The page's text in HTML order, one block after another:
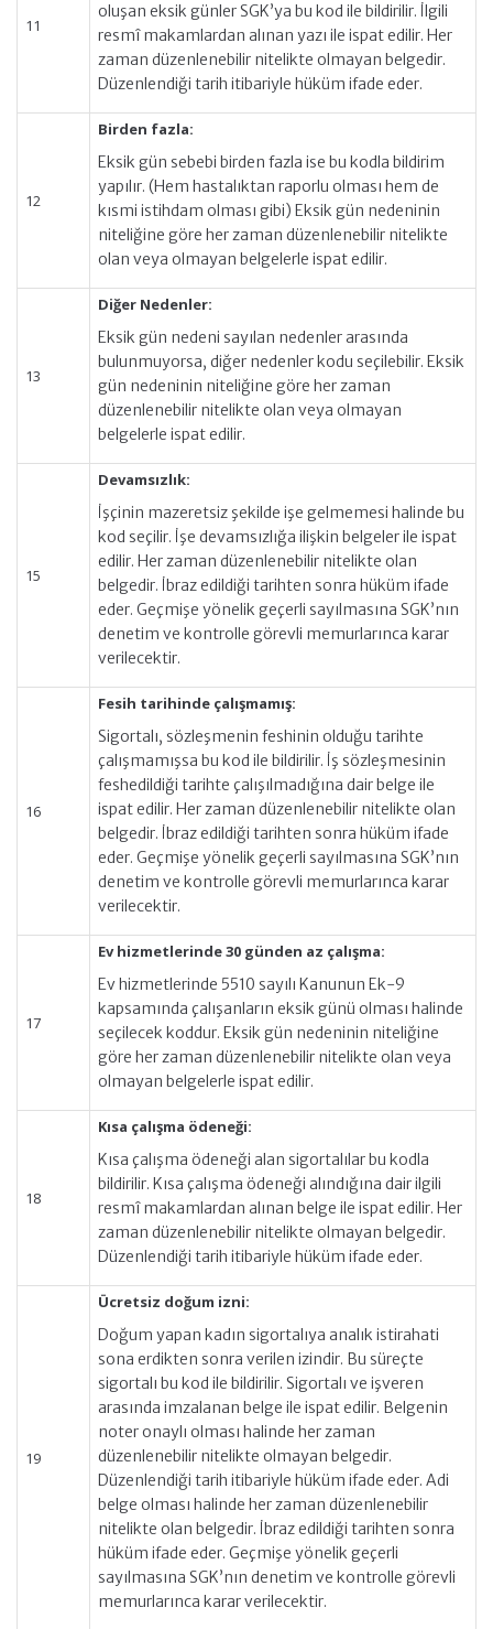
11
oluşan eksik günler SGK’ya bu kod ile bildirilir. İlgili
resmî makamlardan alınan yazı ile ispat edilir. Her
zaman düzenlenebilir nitelikte olmayan belgedir.
Düzenlendiği tarih itibariyle hüküm ifade eder.
12
Birden fazla:
Eksik gün sebebi birden fazla ise bu kodla bildirim
yapılır. (Hem hastalıktan raporlu olması hem de
kısmi istihdam olması gibi) Eksik gün nedeninin
niteliğine göre her zaman düzenlenebilir nitelikte
olan veya olmayan belgelerle ispat edilir.
13
Diğer Nedenler:
Eksik gün nedeni sayılan nedenler arasında
bulunmuyorsa, diğer nedenler kodu seçilebilir. Eksik
gün nedeninin niteliğine göre her zaman
düzenlenebilir nitelikte olan veya olmayan
belgelerle ispat edilir.
15
Devamsızlık:
İşçinin mazeretsiz şekilde işe gelmemesi halinde bu
kod seçilir. İşe devamsızlığa ilişkin belgeler ile ispat
edilir. Her zaman düzenlenebilir nitelikte olan
belgedir. İbraz edildiği tarihten sonra hüküm ifade
eder. Geçmişe yönelik geçerli sayılmasına SGK’nın
denetim ve kontrolle görevli memurlarınca karar
verilecektir.
16
Fesih tarihinde çalışmamış:
Sigortalı, sözleşmenin feshinin olduğu tarihte
çalışmamışsa bu kod ile bildirilir. İş sözleşmesinin
feshedildiği tarihte çalışılmadığına dair belge ile
ispat edilir. Her zaman düzenlenebilir nitelikte olan
belgedir. İbraz edildiği tarihten sonra hüküm ifade
eder. Geçmişe yönelik geçerli sayılmasına SGK’nın
denetim ve kontrolle görevli memurlarınca karar
verilecektir.
17
Ev hizmetlerinde 30 günden az çalışma:
Ev hizmetlerinde 5510 sayılı Kanunun Ek-9
kapsamında çalışanların eksik günü olması halinde
seçilecek koddur. Eksik gün nedeninin niteliğine
göre her zaman düzenlenebilir nitelikte olan veya
olmayan belgelerle ispat edilir.
18
Kısa çalışma ödeneği:
Kısa çalışma ödeneği alan sigortalılar bu kodla
bildirilir. Kısa çalışma ödeneği alındığına dair ilgili
resmî makamlardan alınan belge ile ispat edilir. Her
zaman düzenlenebilir nitelikte olmayan belgedir.
Düzenlendiği tarih itibariyle hüküm ifade eder.
19
Ücretsiz doğum izni:
Doğum yapan kadın sigortalıya analık istirahati
sona erdikten sonra verilen izindir. Bu süreçte
sigortalı bu kod ile bildirilir. Sigortalı ve işveren
arasında imzalanan belge ile ispat edilir. Belgenin
noter onaylı olması halinde her zaman
düzenlenebilir nitelikte olmayan belgedir.
Düzenlendiği tarih itibariyle hüküm ifade eder. Adi
belge olması halinde her zaman düzenlenebilir
nitelikte olan belgedir. İbraz edildiği tarihten sonra
hüküm ifade eder. Geçmişe yönelik geçerli
sayılmasına SGK’nın denetim ve kontrolle görevli
memurlarınca karar verilecektir.